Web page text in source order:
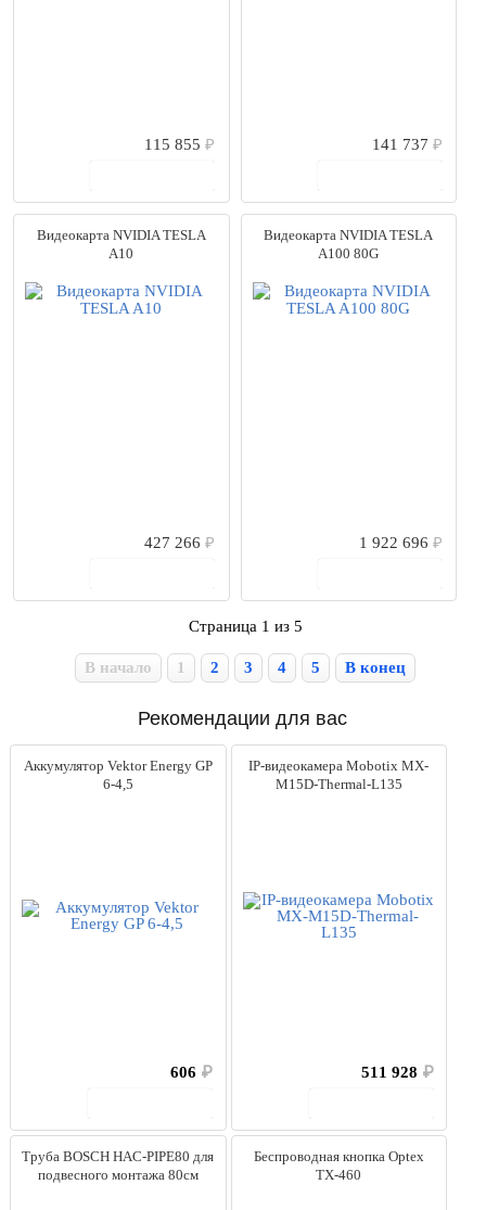
115 855₽
141 737 ₽
Видеокарта NVIDIA TESLA
A10
427 266₽
Видеокарта NVIDIA TESLA
A100 80G
1 922 696 ₽
Страница 1 из 5
В начало 1 2 3 4 5 В конец
Рекомендации для вас
Аккумулятор Vektor Energy GP
6-4,5
606 ₽
IP-видеокамера Mobotix MX-
M15D-Thermal-L135
511 928 ₽
Труба BOSCH HAC-PIPE80 для
подвесного монтажа 80см
Беспроводная кнопка Optex
TX-460